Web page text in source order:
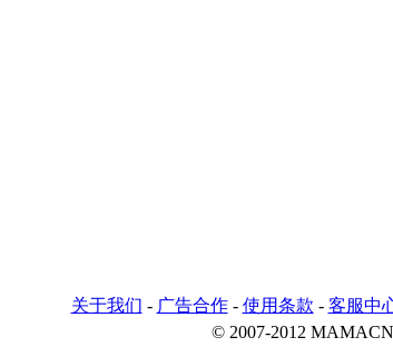
关于我们 - 广告合作- 使用条款 - 客服中
© 2007-2012